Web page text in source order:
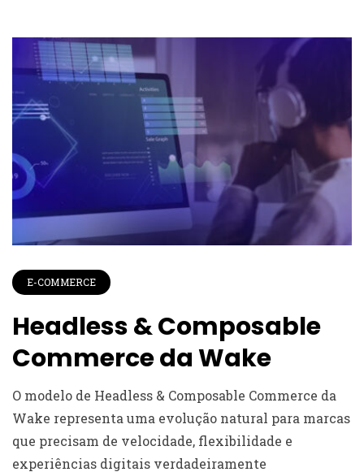
E-COMMERCE
Headless & Composable
Commerce da Wake
O modelo de Headless & Composable Commerce da
Wake representa uma evolução natural para marcas
que precisam de velocidade, flexibilidade e
experiências digitais verdadeiramente